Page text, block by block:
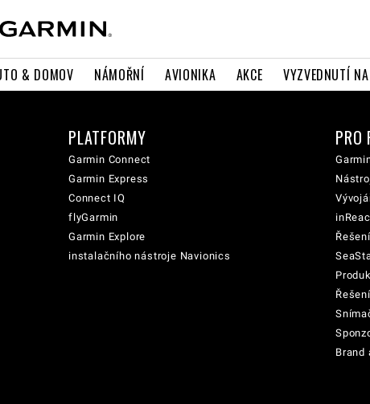
& DOMOV NÁMOŘNÍ AVIONIKA AKCE VYZVEDNUTÍ
PLATFORMY
Garmin Connect
Garmin Express
Connect IQ
flyGarmin
Garmin Explore
instalačního nástroje Navionics
PRO
Brand